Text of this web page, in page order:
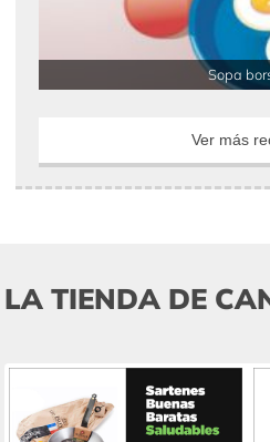
Sopa
Ver más
LA TIENDA DE